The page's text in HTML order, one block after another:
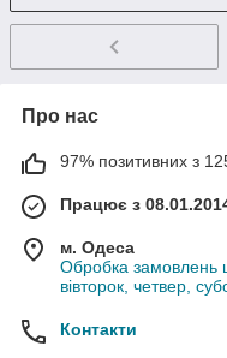
Про нас
97% позитивних з 125
Працює з
м. Одеса
Обробка замовлень
вівторок, четвер,
Контакти